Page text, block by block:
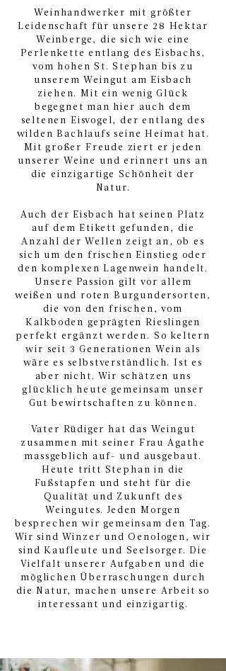
Weinhandwerker mit größter
Leidenschaft für unsere 28 Hektar
Weinberge, die sich wie eine
Perlenkette entlang des Eisbachs,
vom hohen St. Stephan bis zu
unserem Weingut am Eisbach
ziehen. Mit ein wenig Glück
begegnet man hier auch dem
seltenen Eisvogel, der entlang des
wilden Bachlaufs seine Heimat hat.
Mit großer Freude ziert er jeden
unserer Weine und erinnert uns an
die einzigartige Schönheit der
Natur.
Auch der Eisbach hat seinen Platz
auf dem Etikett gefunden, die
Anzahl der Wellen zeigt an, ob es
sich um den frischen Einstieg oder
den komplexen Lagenwein handelt.
Unsere Passion gilt vor allem
weißen und roten Burgundersorten,
die von den frischen, vom
Kalkboden geprägten Rieslingen
perfekt ergänzt werden. So keltern
wir seit 3 Generationen Wein als
wäre es selbstverständlich. Ist es
aber nicht. Wir schätzen uns
glücklich heute gemeinsam unser
Gut bewirtschaften zu können.
Vater Rüdiger hat das Weingut
zusammen mit seiner Frau Agathe
massgeblich auf- und ausgebaut.
Heute tritt Stephan in die
Fußstapfen und steht für die
Qualität und Zukunft des
Weingutes. Jeden Morgen
besprechen wir gemeinsam den Tag.
Wir sind Winzer und Oenologen, wir
sind Kaufleute und Seelsorger. Die
Vielfalt unserer Aufgaben und die
möglichen Überraschungen durch
die Natur, machen unsere Arbeit so
interessant und einzigartig.